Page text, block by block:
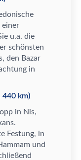
einer
u.a. die
schönsten
den Bazar
in
440 km)
in Nis,
Festung, in
und
ßend